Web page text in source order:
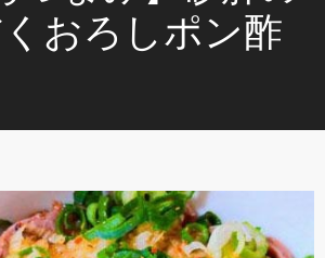
おろしポン酢